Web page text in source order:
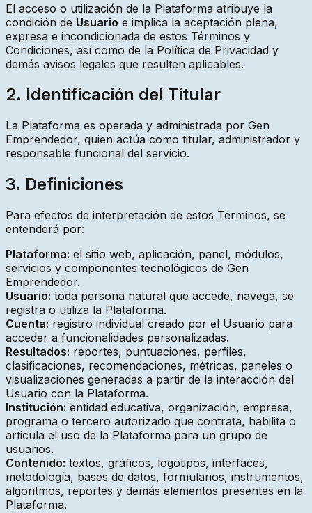
El acceso o utilización de la Plataforma atribuye la
condición de Usuario e implica la aceptación plena,
expresa e incondicionada de estos Términos y
Condiciones, así como de la Política de Privacidad y
demás avisos legales que resulten aplicables.
2. Identificación del Titular
La Plataforma es operada y administrada por Gen
Emprendedor, quien actúa como titular, administrador y
responsable funcional del servicio.
3. Definiciones
Para efectos de interpretación de estos Términos, se
entenderá por:
Plataforma: el sitio web, aplicación, panel, módulos,
servicios y componentes tecnológicos de Gen
Emprendedor.
Usuario: toda persona natural que accede, navega, se
registra o utiliza la Plataforma.
Cuenta: registro individual creado por el Usuario para
acceder a funcionalidades personalizadas.
Resultados: reportes, puntuaciones, perfiles,
clasificaciones, recomendaciones, métricas, paneles o
visualizaciones generadas a partir de la interacción del
Usuario con la Plataforma.
Institución: entidad educativa, organización, empresa,
programa o tercero autorizado que contrata, habilita o
articula el uso de la Plataforma para un grupo de
usuarios.
Contenido: textos, gráficos, logotipos, interfaces,
metodología, bases de datos, formularios, instrumentos,
algoritmos, reportes y demás elementos presentes en la
Plataforma.